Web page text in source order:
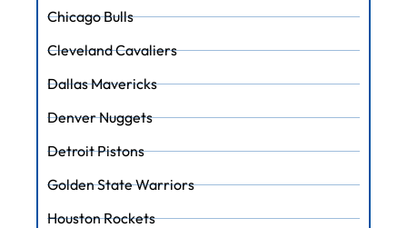
Chicago Bulls
Cleveland Cavaliers
Dallas Mavericks
Denver Nuggets
Detroit Pistons
Golden State Warriors
Houston Rockets